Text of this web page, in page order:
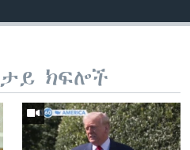
ክፍሎች